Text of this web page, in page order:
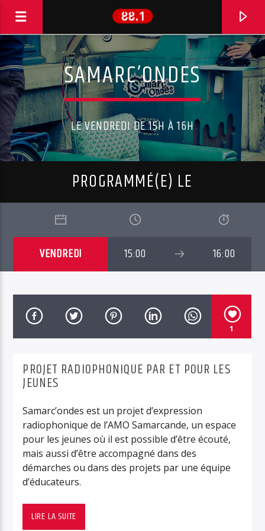
EN CE MOMENT
MEPHISTO WALZ
NIGHTINGALE
SAMARC’ONDES
LE VENDREDI DE 15H À 16H
PROGRAMMÉ(E) LE
VENDREDI 15:00 16:00
1
PROJET RADIOPHONIQUE PAR ET POUR LES
JEUNES
Samarc’ondes est un projet d’expression
radiophonique de l’AMO Samarcande, un espace
pour les jeunes où il est possible d’être écouté,
mais aussi d’être accompagné dans des
démarches ou dans des projets par une équipe
d’éducateurs.
authentique et en valorisant l’expérience et les
LIRE LA SUITE